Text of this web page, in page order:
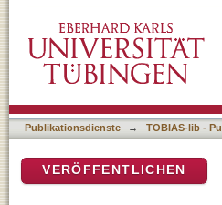
(POU3F4)
Publikationsdienste → TOBIAS-lib -
VERÖFFENTLICHEN